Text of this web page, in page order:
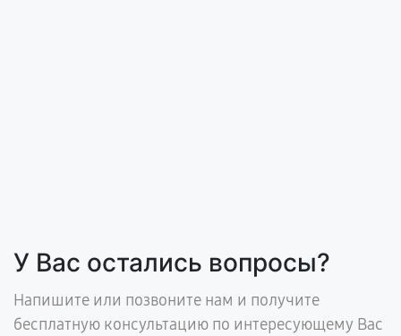
У Вас остались вопросы?
Напишите или позвоните нам и получите
бесплатную консультацию по интересующему Вас